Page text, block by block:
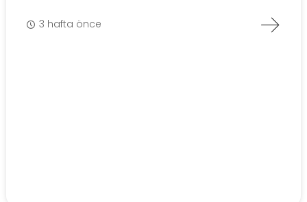
3 hafta önce